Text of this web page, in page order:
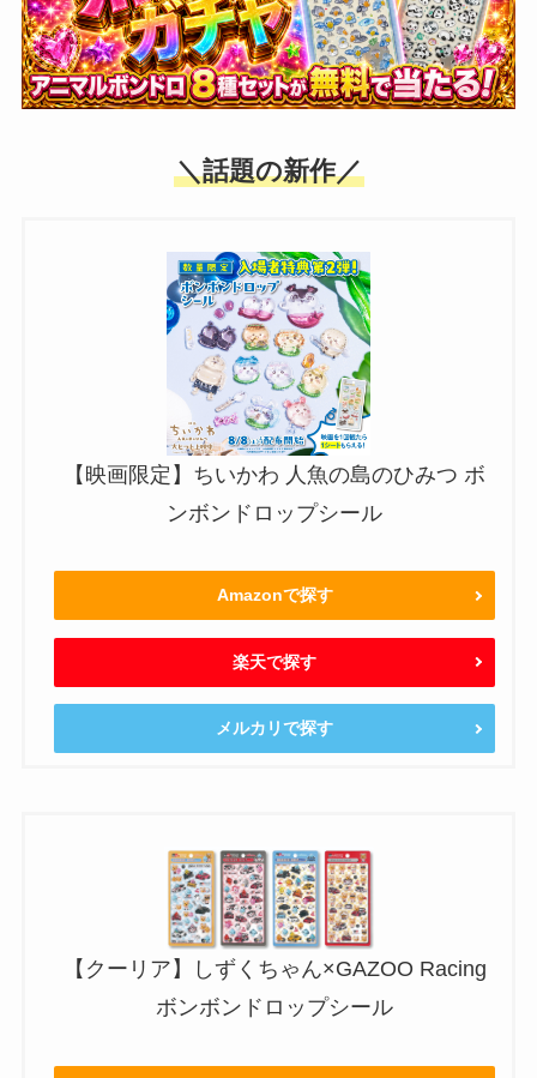
＼話題の新作／
【映画限定】ちいかわ 人魚の島のひみつ ボ
ンボンドロップシール
Amazonで探す
楽天で探す
メルカリで探す
【クーリア】しずくちゃん×GAZOO Racing
ボンボンドロップシール